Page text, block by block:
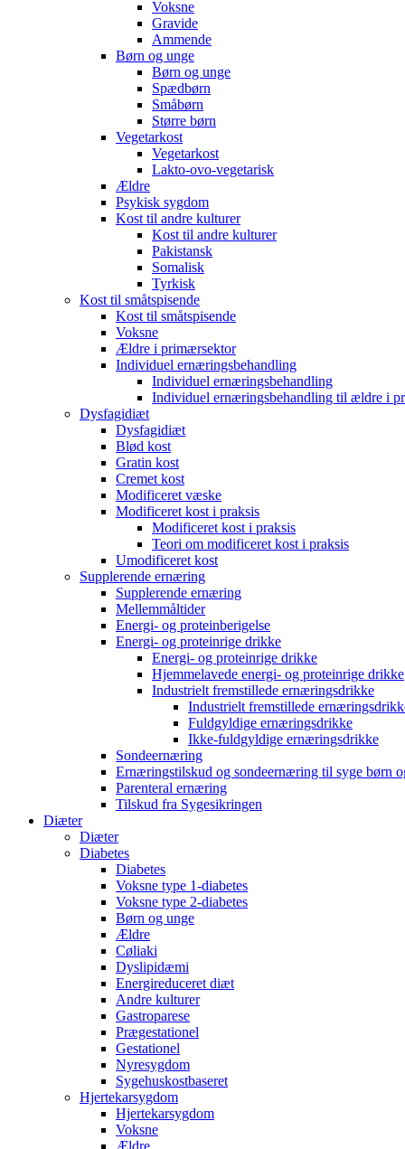
Voksne
Gravide
Ammende
Børn og unge
Børn og unge
Spædbørn
Småbørn
Større børn
Vegetarkost
Vegetarkost
Lakto-ovo-vegetarisk
Ældre
Psykisk sygdom
Kost til andre kulturer
Kost til andre kulturer
Pakistansk
Somalisk
Tyrkisk
Kost til småtspisende
Kost til småtspisende
Voksne
Ældre i primærsektor
Individuel ernæringsbehandling
Individuel ernæringsbehandling
Individuel ernæringsbehandling til ældre i
Dysfagidiæt
Dysfagidiæt
Blød kost
Gratin kost
Cremet kost
Modificeret væske
Modificeret kost i praksis
Modificeret kost i praksis
Teori om modificeret kost i praksis
Umodificeret kost
Supplerende ernæring
Supplerende ernæring
Mellemmåltider
Energi- og proteinberigelse
Energi- og proteinrige drikke
Energi- og proteinrige drikke
Hjemmelavede energi- og proteinrige drikke
Industrielt fremstillede ernæringsdrikke
Industrielt fremstillede
Fuldgyldige ernæringsdrikke
Ikke-fuldgyldige ernæringsdrikke
Sondeernæring
Ernæringstilskud og sondeernæring til syge børn
Parenteral ernæring
Tilskud fra Sygesikringen
Diæter
Diæter
Diabetes
Diabetes
Voksne type 1-diabetes
Voksne type 2-diabetes
Børn og unge
Ældre
Cøliaki
Dyslipidæmi
Energireduceret diæt
Andre kulturer
Gastroparese
Prægestationel
Gestationel
Nyresygdom
Sygehuskostbaseret
Hjertekarsygdom
Hjertekarsygdom
Voksne
Ældre